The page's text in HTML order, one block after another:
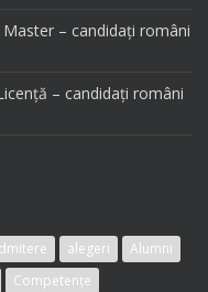
– candidați români
– candidați români
alegeri
Alumni
Competențe